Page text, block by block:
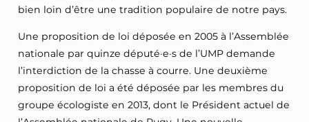
bien loin d’être une tradition populaire de notre pays.
Une proposition de loi déposée en 2005 à l’Assemblée
nationale par quinze député·e·s de l’UMP demande
l’interdiction de la chasse à courre. Une deuxième
proposition de loi a été déposée par les membres du
groupe écologiste en 2013, dont le Président actuel de